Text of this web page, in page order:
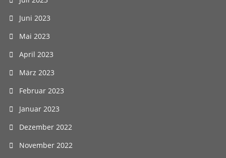
Juni 2023
Mai 2023
April 2023
März 2023
Februar 2023
Januar 2023
Dezember 2022
November 2022